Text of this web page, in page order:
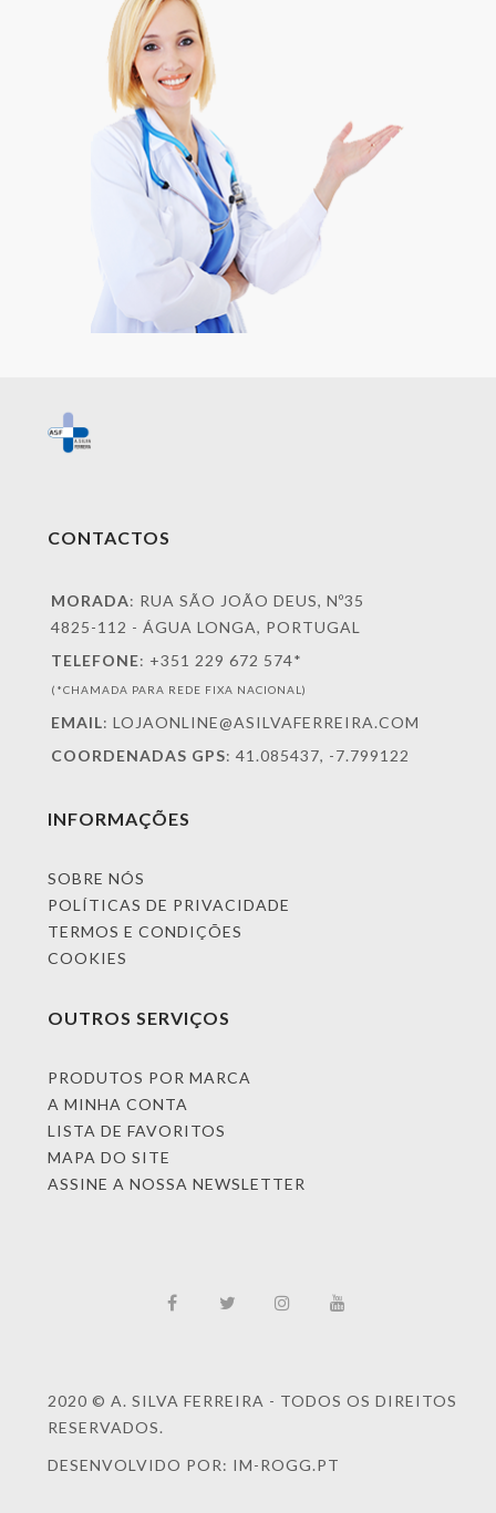
CONTACTOS
MORADA: RUA SÃO JOÃO DEUS, Nº35
4825-112 - ÁGUA LONGA, PORTUGAL
TELEFONE: +351 229 672 574*
(*CHAMADA PARA REDE FIXA NACIONAL)
EMAIL: LOJAONLINE@ASILVAFERREIRA.COM
COORDENADAS GPS: 41.085437, -7.799122
INFORMAÇÕES
SOBRE NÓS
POLÍTICAS DE PRIVACIDADE
TERMOS E CONDIÇÕES
COOKIES
OUTROS SERVIÇOS
PRODUTOS POR MARCA
A MINHA CONTA
LISTA DE FAVORITOS
MAPA DO SITE
ASSINE A NOSSA NEWSLETTER
2020 © A. SILVA FERREIRA - TODOS OS DIREITOS
RESERVADOS.
DESENVOLVIDO POR: IM-ROGG.PT